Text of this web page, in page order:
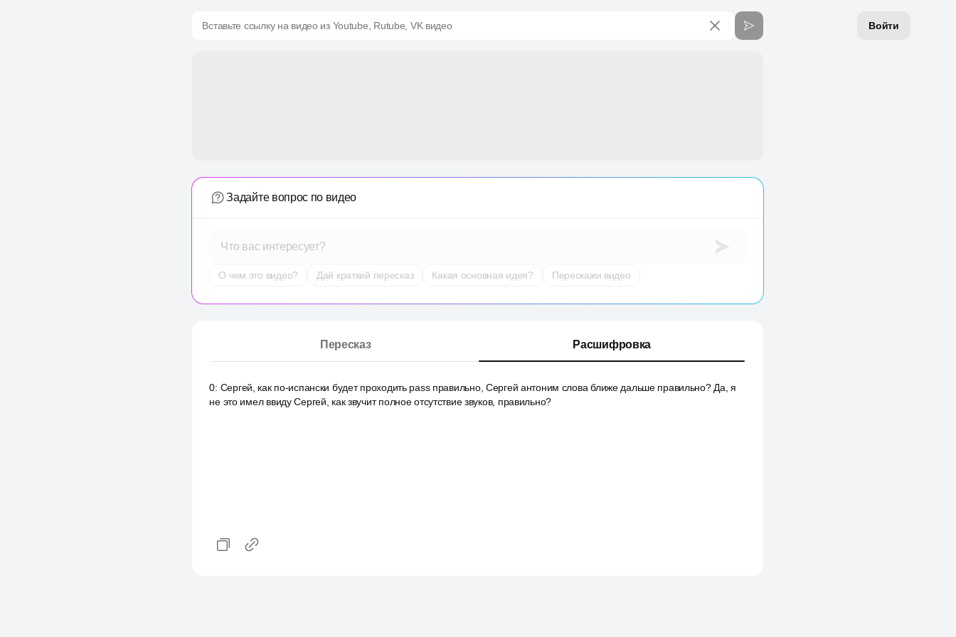
Войти
Вставьте ссылку на видео из Youtube, Rutube, VK видео
Задайте вопрос по видео
Что вас интересует?
О чем это видео? Дай краткий пересказ Какая основная идея? Перескажи видео
Пересказ Расшифровка
0: Сергей, как по-испански будет проходить pass правильно, Сергей антоним слова ближе дальше правильно? Да, я
не это имел ввиду Сергей, как звучит полное отсутствие звуков, правильно?